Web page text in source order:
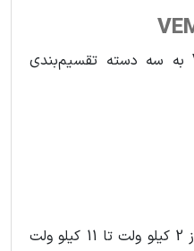
موتورهای ولتاژ متوسط VEM به سه دسته تقسیم‌بندی
این موتورها با ولتاژ متوسط، از 2 کیلو ولت تا 11 کیلو ولت